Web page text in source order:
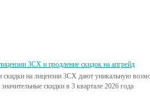
3CX и продление скидок на апгрейд
скидки на лицензии 3CX дают уникальную
скидки в 3 квартале 2026 года